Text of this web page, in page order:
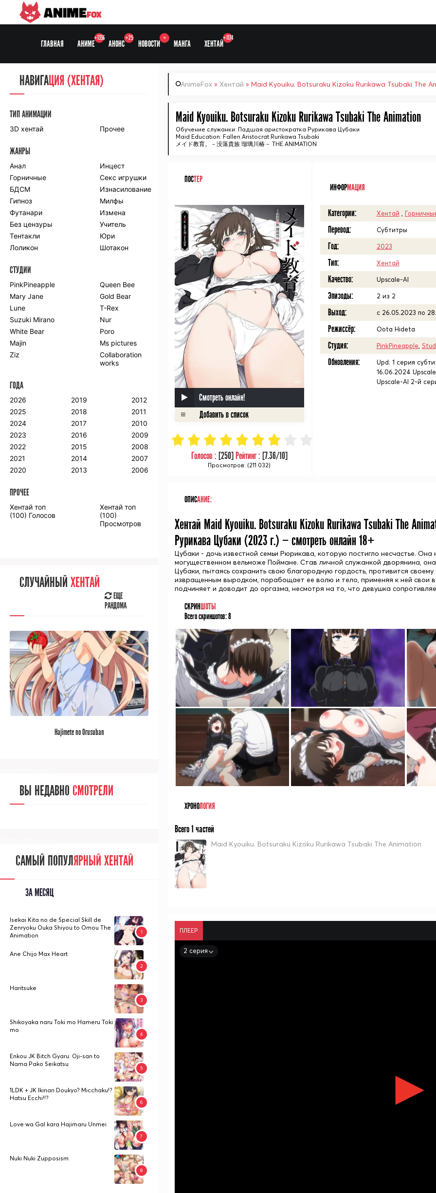
Выберите одну категорию
ANIMEFOX
ГЛАВНАЯ АНИМЕ
+1356
АНОНС
+25
НОВОСТИ
+
МАНГА ХЕНТАЙ
+1174
AnimeFox » Хентай » Maid Kyouiku. Botsuraku Kizoku Rurikawa Tsubaki The
Maid Kyouiku. Botsuraku Kizoku Rurikawa Tsubaki The Animation
Обучение служанки: Падшая аристократка Рурикава Цубаки
Maid Education: Fallen Aristocrat Rurikawa Tsubaki
メイド教育。－没落貴族 瑠璃川椿－ THE ANIMATION
ПОСТЕР
Смотреть онлайн!
Голосов : [250] Рейтинг : [7.36/10]
Просмотров: (211 032)
ИНФОРМАЦИЯ
Категории: Хентай
Перевод: Субтитры
Год: 2023
Тип: Хентай
Качество: Upscale-AI
Эпизоды: 2 из 2
Выход: с 26.05.2023 по
Режиссёр: Oota Hideta
Студия: PinkPineapple
Обновления:
Upd. 1 серия
16.06.2024
Upscale-AI 2-й
ОПИСАНИЕ:
Хентай Maid Kyouiku. Botsuraku Kizoku Rurikawa Tsubaki The
Рурикава Цубаки (2023 г.) — смотреть онлайн 18+
Цубаки - дочь известной семьи Рюрикава, которую постигло несчастье.
могущественном вельможе Поймане. Став личной служанкой дворянина,
Цубаки, пытаясь сохранить свою благородную гордость, противится
извращенным выродком, порабощает ее волю и тело, применяя к ней свои
подчиняет и доводит до оргазма, несмотря на то, что девушка
СКРИНШОТЫ
Всего скриншотов:8
ХРОНОЛОГИЯ
Всего 1 частей
Maid Kyouiku. Botsuraku Kizoku Rurikawa Tsubaki The Animation
ПЛЕЕР
2 серия
НАВИГАЦИЯ
СЕЗОНЫ
Anidub
Animedia
Kansai studio
Onibaku
Shiza project
ПО ЖАНРАМ
Комедия
Приключения
Романтика
Школа
Этти
Боевые
искусства
Гарем
Драма
Игры
Исторический
Магия
Фантастика
Фэнтези
Мистика
Попаданцы в
другой мир
Хентай
ПО ГОДУ
2023
2022
2021
2020
2019
2018
2017
2016
2013
2012
2011
2010
2009
2008
2005
2004
2003
2002
2001
2000
ПРОЧЕЕ
Аниме фильмы Аниме OVA
СЛУЧАЙНОЕ АНИМЕ
РАНДОМА
ВЫ НЕДАВНОСМОТРЕЛИ
[/senpainoticeme]
САМЫЙ ПОПУЛЯРНЫЙ АНИМЕ
НАВИГАЦИЯ (ХЕНТАЯ)
ТИП АНИМАЦИИ
3D хентай Прочее
ЖАНРЫ
Анал
Инцест
Горничные
Секс игрушки
БДСМ
Изнасилование
Гипноз
Милфы
Футанари
Измена
Без цензуры
Учитель
Тентакли
Юри
Лоликон
Шотакон
СТУДИИ
PinkPineapple
Queen Bee
Mary Jane
Gold Bear
Lune
T-Rex
Suzuki Mirano
Nur
White Bear
Poro
Majin
Ms pictures
Ziz
Collaboration
works
ГОДА
2026
2025
2024
2023
2022
2021
2020
2019
2018
2017
2016
2015
2014
2013
2012
2011
2010
2009
2008
2007
2006
ПРОЧЕЕ
Хентай топ
(100) Голосов
Хентай топ
(100)
Просмотров
СЛУЧАЙНЫЙ ХЕНТАЙ
ЕЩЕ
РАНДОМА
Hajimete no Orusuban
ВЫ НЕДАВНО СМОТРЕЛИ
САМЫЙ ПОПУЛЯРНЫЙ ХЕНТАЙ
ЗА МЕСЯЦ
Isekai Kita no de Special Skill de
Zenryoku Ouka Shiyou to Omou The
Animation
Ane Chijo Max Heart
Haritsuke
Shikoyaka naru Toki mo Hameru Toki
mo
Enkou JK Bitch Gyaru: Oji-san to
Nama Pako Seikatsu
1LDK + JK Ikinari Doukyo? Micchaku!?
Hatsu Ecchi!!?
Love wa Gal kara Hajimaru Unmei
Nuki Nuki Zupposism